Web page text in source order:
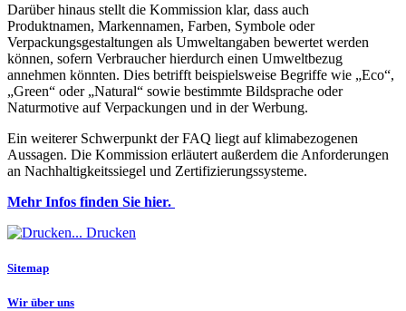
Darüber hinaus stellt die Kommission klar, dass auch
Produktnamen, Markennamen, Farben, Symbole oder
Verpackungsgestaltungen als Umweltangaben bewertet werden
können, sofern Verbraucher hierdurch einen Umweltbezug
annehmen könnten. Dies betrifft beispielsweise Begriffe wie „Eco“,
„Green“ oder „Natural“ sowie bestimmte Bildsprache oder
Naturmotive auf Verpackungen und in der Werbung.
Ein weiterer Schwerpunkt der FAQ liegt auf klimabezogenen
Aussagen. Die Kommission erläutert außerdem die Anforderungen
an Nachhaltigkeitssiegel und Zertifizierungssysteme.
Mehr Infos finden Sie hier.
Drucken
Sitemap
Wir über uns